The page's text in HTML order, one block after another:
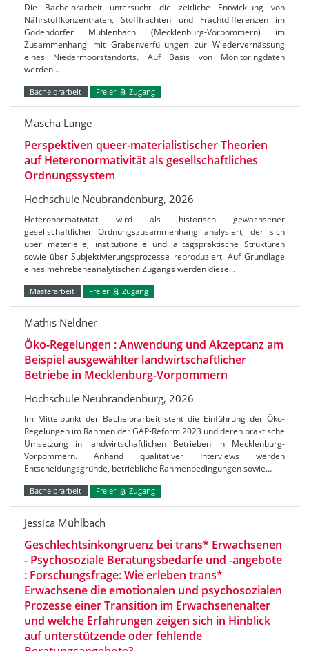
Die Bachelorarbeit untersucht die zeitliche Entwicklung von
Nährstoffkonzentraten, Stofffrachten und Frachtdifferenzen im
Godendorfer Mühlenbach (Mecklenburg-Vorpommern) im
Zusammenhang mit Grabenverfüllungen zur Wiedervernässung
eines Niedermoorstandorts. Auf Basis von Monitoringdaten
werden…
Bachelorarbeit Freier Zugang
Mascha Lange
Perspektiven queer-materialistischer Theorien
auf Heteronormativität als gesellschaftliches
Ordnungssystem
Hochschule Neubrandenburg, 2026
Heteronormativität wird als historisch gewachsener
gesellschaftlicher Ordnungszusammenhang analysiert, der sich
über materielle, institutionelle und alltagspraktische Strukturen
sowie über Subjektivierungsprozesse reproduziert. Auf Grundlage
eines mehrebeneanalytischen Zugangs werden diese…
Masterarbeit Freier Zugang
Mathis Neldner
Öko-Regelungen : Anwendung und Akzeptanz am
Beispiel ausgewählter landwirtschaftlicher
Betriebe in Mecklenburg-Vorpommern
Hochschule Neubrandenburg, 2026
Im Mittelpunkt der Bachelorarbeit steht die Einführung der Öko-
Regelungen im Rahmen der GAP-Reform 2023 und deren praktische
Umsetzung in landwirtschaftlichen Betrieben in Mecklenburg-
Vorpommern. Anhand qualitativer Interviews werden
Entscheidungsgründe, betriebliche Rahmenbedingungen sowie…
Bachelorarbeit Freier Zugang
Jessica Mühlbach
Geschlechtsinkongruenz bei trans* Erwachsenen
- Psychosoziale Beratungsbedarfe und -angebote
: Forschungsfrage: Wie erleben trans*
Erwachsene die emotionalen und psychosozialen
Prozesse einer Transition im Erwachsenenalter
und welche Erfahrungen zeigen sich in Hinblick
auf unterstützende oder fehlende